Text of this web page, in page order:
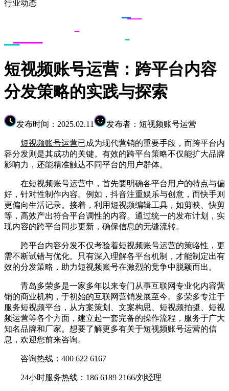
行业动态
短视频账号运营：跨平台内容
分发策略的实践与探索
发布时间：2025.02.11 发布者：短视频账号运营
短视频账号运营已成为现代营销的重要手段，而跨平台内
容分发则是其成功的关键。有效的跨平台策略不仅能扩大品牌
影响力，还能精准触达不同平台的用户群体。
在短视频账号运营中，首先要明确各平台用户的特点与偏
好，针对性制作内容。例如，抖音注重娱乐与创意，而快手则
更偏向生活记录。接着，利用短视频编辑工具，如剪映、快剪
等，高效产出符合平台调性的内容。通过统一的发布计划，实
现内容的跨平台同步更新，确保信息的无缝流转。
跨平台内容分发不仅考验着短视频账号运营的策略性，更
需不断试错与优化。只有深入理解各平台机制，才能制定出有
效的分发策略，助力短视频账号在激烈的竞争中脱颖而出。
青岛多荣多是一家多年以来专门从事互联网专业化内容营
销的商业机构，于初始的互联网营销发展至今。多荣多专注于
服务短视频平台，从方案策划、文案构思、短视频拍摄、短视
频运营等各个方面，建立起一套完备的操作流程，服务于广大
知名品牌和厂家。想要了解更多有关于短视频账号运营的信
息，欢迎您前来咨询。
咨询热线：400 622 6167
24小时服务热线：186 6189 2166/刘经理